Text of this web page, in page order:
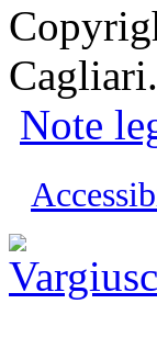
Note